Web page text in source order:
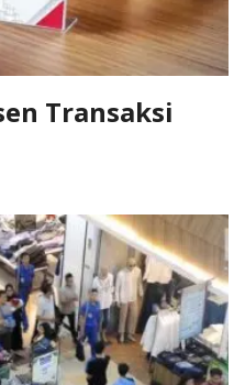
Transaksi